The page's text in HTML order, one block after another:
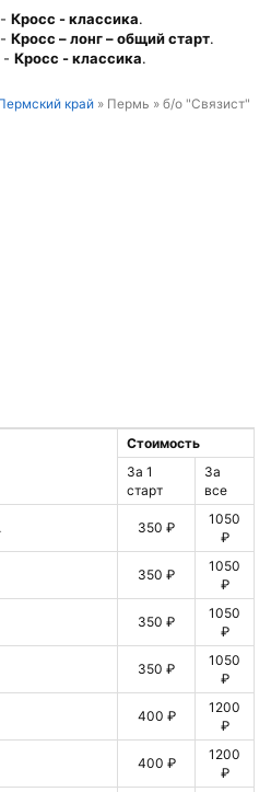
- Кросс - классика.
- Кросс – лонг – общий старт.
- Кросс - классика.
край » Пермь » б/о "Связист"
Стоимость
За 1
старт
За
все
350 ₽
1050
₽
350 ₽
1050
₽
350 ₽
1050
₽
350 ₽
1050
₽
400 ₽
1200
₽
400 ₽
1200
₽